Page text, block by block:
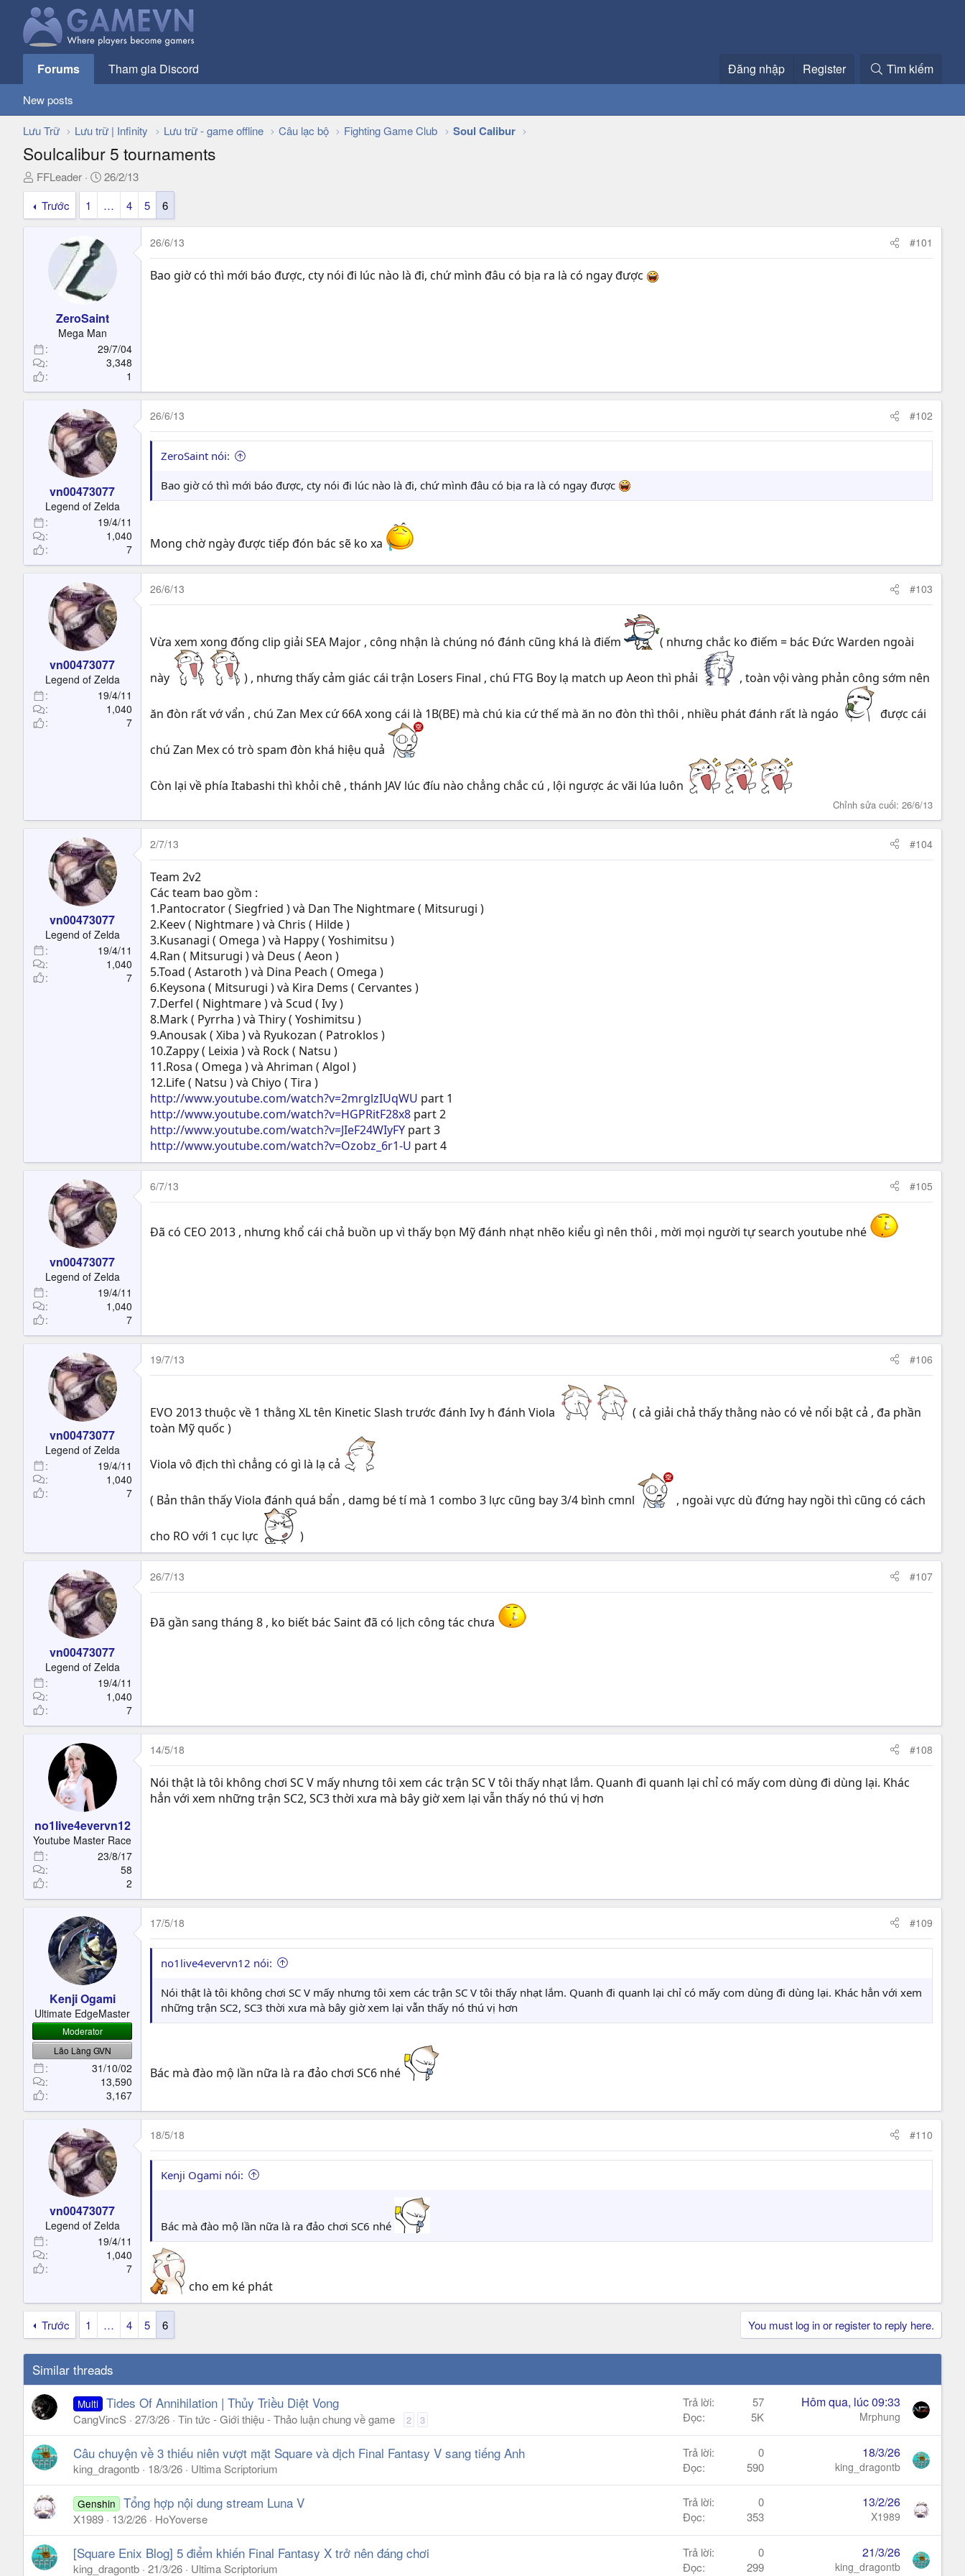
Forums Tham gia Discord Đăng nhập Register Tìm kiếm
New posts
Lưu Trữ Lưu trữ | Infinity Lưu trữ - game offline Câu lạc bộ Fighting Game Club Soul Calibur
Soulcalibur 5 tournaments
T
h
e
e
r
FFLeader
N
g
à
y
ử
26/2/13
Trước
1 … 4 5 6
ZeroSaint
Mega Man
29/7/04
3,348
1
26/6/13 #101
Bao giờ có thì mới báo được, cty nói đi lúc nào là đi, chứ mình đâu có bịa ra là có ngay được
vn00473077
Legend of Zelda
19/4/11
1,040
7
26/6/13 #102
ZeroSaint nói:
Bao giờ có thì mới báo được, cty nói đi lúc nào là đi, chứ mình đâu có bịa ra là có ngay được
Mong chờ ngày được tiếp đón bác sẽ ko xa
vn00473077
Legend of Zelda
19/4/11
1,040
7
26/6/13 #103
Vừa xem xong đống clip giải SEA Major , công nhận là chúng nó đánh cũng khá là điếm ( nhưng chắc ko điếm = bác Đức Warden ngoài
này ) , nhưng thấy cảm giác cái trận Losers Final , chú FTG Boy lạ match up Aeon thì phải , toàn vội vàng phản công sớm nên
ăn đòn rất vớ vẩn , chú Zan Mex cứ 66A xong cái là 1B(BE) mà chú kia cứ thế mà ăn no đòn thì thôi , nhiều phát đánh rất là ngáo được cái
chú Zan Mex có trò spam đòn khá hiệu quả
Còn lại về phía Itabashi thì khỏi chê , thánh JAV lúc đíu nào chẳng chắc cú , lội ngược ác vãi lúa luôn
Chỉnh sửa cuối: 26/6/13
vn00473077
Legend of Zelda
19/4/11
1,040
7
2/7/13 #104
Team 2v2
Các team bao gồm :
1.Pantocrator ( Siegfried ) và Dan The Nightmare ( Mitsurugi )
2.Keev ( Nightmare ) và Chris ( Hilde )
3.Kusanagi ( Omega ) và Happy ( Yoshimitsu )
4.Ran ( Mitsurugi ) và Deus ( Aeon )
5.Toad ( Astaroth ) và Dina Peach ( Omega )
6.Keysona ( Mitsurugi ) và Kira Dems ( Cervantes )
7.Derfel ( Nightmare ) và Scud ( Ivy )
8.Mark ( Pyrrha ) và Thiry ( Yoshimitsu )
9.Anousak ( Xiba ) và Ryukozan ( Patroklos )
10.Zappy ( Leixia ) và Rock ( Natsu )
11.Rosa ( Omega ) và Ahriman ( Algol )
12.Life ( Natsu ) và Chiyo ( Tira )
http://www.youtube.com/watch?v=2mrglzIUqWU part 1
http://www.youtube.com/watch?v=HGPRitF28x8 part 2
http://www.youtube.com/watch?v=JIeF24WIyFY part 3
http://www.youtube.com/watch?v=Ozobz_6r1-U part 4
vn00473077
Legend of Zelda
19/4/11
1,040
7
6/7/13 #105
Đã có CEO 2013 , nhưng khổ cái chả buồn up vì thấy bọn Mỹ đánh nhạt nhẽo kiểu gì nên thôi , mời mọi người tự search youtube nhé
vn00473077
Legend of Zelda
19/4/11
1,040
7
19/7/13 #106
EVO 2013 thuộc về 1 thằng XL tên Kinetic Slash trước đánh Ivy h đánh Viola
( cả giải chả thấy thằng nào có vẻ nổi bật cả , đa phần
toàn Mỹ quốc )
Viola vô địch thì chẳng có gì là lạ cả
( Bản thân thấy Viola đánh quá bẩn , damg bé tí mà 1 combo 3 lực cũng bay 3/4 bình cmnl , ngoài vực dù đứng hay ngồi thì cũng có cách
cho RO với 1 cục lực )
vn00473077
Legend of Zelda
19/4/11
1,040
7
26/7/13 #107
Đã gần sang tháng 8 , ko biết bác Saint đã có lịch công tác chưa
no1live4evervn12
Youtube Master Race
23/8/17
58
2
14/5/18 #108
Nói thật là tôi không chơi SC V mấy nhưng tôi xem các trận SC V tôi thấy nhạt lắm. Quanh đi quanh lại chỉ có mấy com dùng đi dùng lại. Khác
hẳn với xem những trận SC2, SC3 thời xưa mà bây giờ xem lại vẫn thấy nó thú vị hơn
Kenji Ogami
Ultimate EdgeMaster
Moderator
Lão Làng GVN
31/10/02
13,590
3,167
17/5/18 #109
no1live4evervn12 nói:
Nói thật là tôi không chơi SC V mấy nhưng tôi xem các trận SC V tôi thấy nhạt lắm. Quanh đi quanh lại chỉ có mấy com dùng đi dùng lại. Khác hẳn với xem
những trận SC2, SC3 thời xưa mà bây giờ xem lại vẫn thấy nó thú vị hơn
Bác mà đào mộ lần nữa là ra đảo chơi SC6 nhé
vn00473077
Legend of Zelda
19/4/11
1,040
7
18/5/18 #110
Kenji Ogami nói:
Bác mà đào mộ lần nữa là ra đảo chơi SC6 nhé
cho em ké phát
Trước 1 … 4 5 6 You must log in or register to reply here.
Similar threads
Multi Tides Of Annihilation | Thủy Triều Diệt Vong
CangVincS 27/3/26 Tin tức - Giới thiệu - Thảo luận chung về game 2 3
Trả lời
57
Đọc
5K
Hôm qua, lúc 09:33
Mrphung
Câu chuyện về 3 thiếu niên vượt mặt Square và dịch Final Fantasy V sang tiếng Anh
king_dragontb 18/3/26 Ultima Scriptorium
Trả lời
0
Đọc
590
18/3/26
king_dragontb
Genshin Tổng hợp nội dung stream Luna V
X1989 13/2/26 HoYoverse
Trả lời
0
Đọc
353
13/2/26
X1989
[Square Enix Blog] 5 điểm khiến Final Fantasy X trở nên đáng chơi
king_dragontb 21/3/26 Ultima Scriptorium
Trả lời
0
Đọc
299
21/3/26
king_dragontb